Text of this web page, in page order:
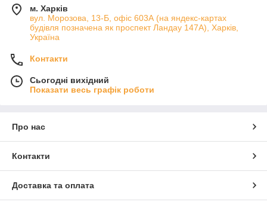
м. Харків
вул. Морозова, 13-Б, офіс 603А (на яндекс-картах
будівля позначена як проспект Ландау 147А), Харків,
Україна
Контакти
Сьогодні вихідний
Показати весь графік роботи
Про нас
Контакти
Доставка та оплата